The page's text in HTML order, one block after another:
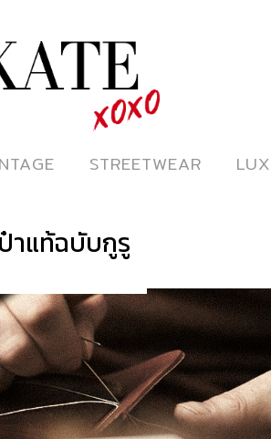
ดูหนังออนไลน์
STREETWEAR
STREETWEAR
าแท้ฉบับกูรู